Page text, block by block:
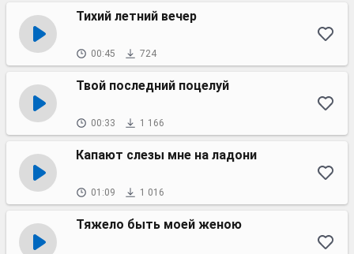
Тихий летний вечер
00:45 724
Твой последний поцелуй
00:33 1 166
Капают слезы мне на ладони
01:09 1 016
Тяжело быть моей женою